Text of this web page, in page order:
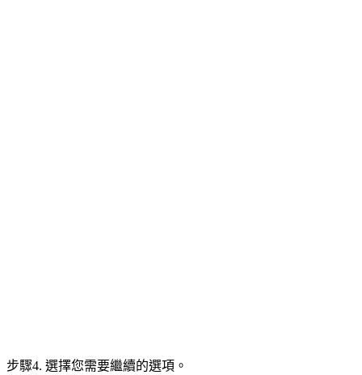
步驟4. 選擇您需要繼續的選項。